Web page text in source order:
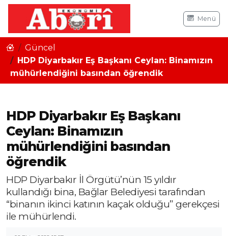
Menü
Güncel
HDP Diyarbakır Eş Başkanı Ceylan: Binamızın
mühürlendiğini basından öğrendik
HDP Diyarbakır Eş Başkanı
Ceylan: Binamızın
mühürlendiğini basından
öğrendik
HDP Diyarbakır İl Örgütü’nün 15 yıldır
kullandığı bina, Bağlar Belediyesi tarafından
“binanın ikinci katının kaçak olduğu” gerekçesi
ile mühürlendi.